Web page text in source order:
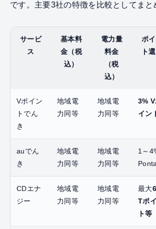
です。主要3社の特徴を比較としてまと
サービ
ス
基本料
金（税
込）
電力量
料金
（税
込）
ポ
ト
Vポイン
トでん
き
地域電
力同等
地域電
力同等
3%
イン
auでん
き
地域電
力同等
地域電
力同等
1～
Ponta
CDエナ
ジー
地域電
力同等
地域電
力同等
最大
Tポ
ト等